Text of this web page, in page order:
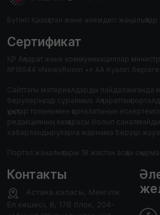
Бүгінгі Қазақстан және әлемдегі
Сертификат
ҚР Ақпарат және коммуникациялар
№16544 «NewsRoom +» АА Куәлігі
Сайттағы материалдарды пайдаланғанда
берулеріңізді сұраймыз. Ақпараттық
құқықтар толығымен қорғалатынын
редакцияның көзқарасы болып
хабарландыруларға жарнама беруші
Портал жаңалықтары 18 жастан асқан
Контакты
Астана каласы, Менгілік
Ел кешесі, 8, 17В блок, 204-